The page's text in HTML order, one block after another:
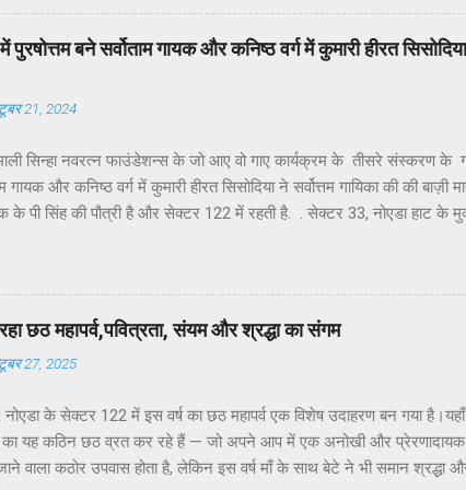
के अध्यक्ष डॉ उमेश शर्मा ने नोएडा की प्रमुख समस्याओं के हल न होने के कारण
सांसद और विधायक को बार-बार अवगत कराने पर भी समस्याओं का समाधान
की संख्या अत्यंत सीमित है।नागरिकों की शिकायतें केवल “कागज़ों में” दर्ज हो रही हैं,
पुरषोत्तम बने सर्वोताम गायक और कनिष्ठ वर्ग में कुमारी हीरत
21, 2024
सिन्हा नवरत्न फाउंडेशन्स के जो आए वो गाए कार्यक्रम के तीसरे संस्करण के
गायक और कनिष्ठ वर्ग में कुमारी हीरत सिसोदिया ने सर्वोत्तम गायिका की की बाज़ी
के पी सिंह की पौत्री है और सेक्टर 122 में रहती है. . सेक्टर 33, नोएडा हाट
व सह-एंकर शिवानी पांडे के उद्घोषण और धमाकेदार चित्रपट दृश्यों के बीच पूरे
की प्रस्तुतियों से कार्यक्रम का आगाज हुआ। जिसे सभी ने न केवल सराहा बल्कि
ना होने की तुलनात्मक रूप से चर्चा कर दिल्ली एनसीआर में अबतक के होने वाले
पूर्ण करते हुए जो आए वो गाए ने दो सफल संस्करण सीजन 1 और सीजन 2 की
छठ महापर्व,पवित्रता, संयम और श्रद्धा का संगम
27, 2025
नोएडा के सेक्टर 122 में इस वर्ष का छठ महापर्व एक विशेष उदाहरण बन गया
का यह कठिन छठ व्रत कर रहे हैं — जो अपने आप में एक अनोखी और प्रेरणादायक
वाला कठोर उपवास होता है, लेकिन इस वर्ष माँ के साथ बेटे ने भी समान श्रद्धा